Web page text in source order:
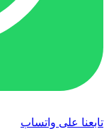
تابعنا على واتساب